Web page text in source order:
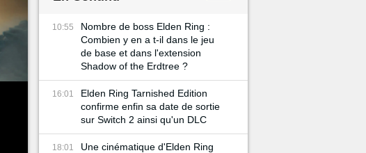
10:55
Nombre de boss Elden Ring :
Combien y en a t-il dans le jeu
de base et dans l'extension
Shadow of the Erdtree ?
16:01
Elden Ring Tarnished Edition
confirme enfin sa date de sortie
sur Switch 2 ainsi qu'un DLC
18:01
Une cinématique d'Elden Ring